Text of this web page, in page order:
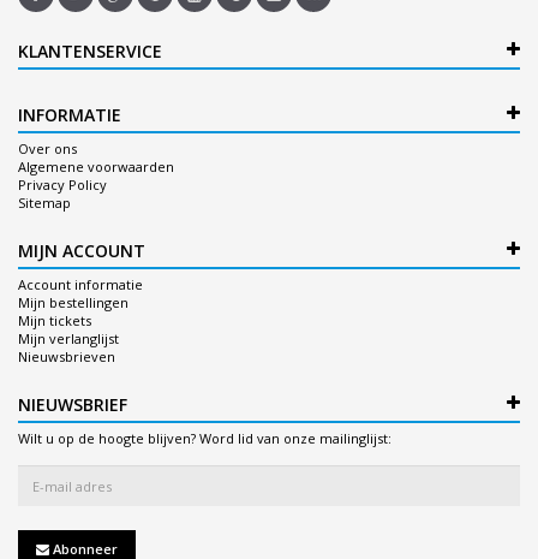
KLANTENSERVICE
INFORMATIE
Over ons
Algemene voorwaarden
Privacy Policy
Sitemap
MIJN ACCOUNT
Account informatie
Mijn bestellingen
Mijn tickets
Mijn verlanglijst
Nieuwsbrieven
NIEUWSBRIEF
Wilt u op de hoogte blijven? Word lid van onze mailinglijst:
Abonneer